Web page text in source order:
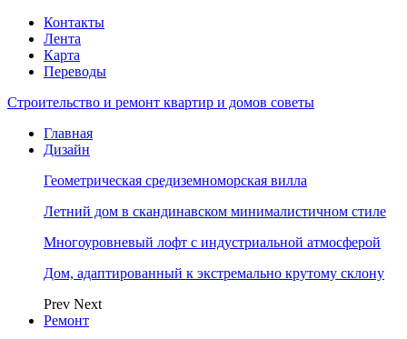
Контакты
Лента
Карта
Переводы
Строительство и ремонт квартир и домов советы
Главная
Дизайн
Геометрическая средиземноморская вилла
Летний дом в скандинавском минималистичном стиле
Многоуровневый лофт с индустриальной атмосферой
Дом, адаптированный к экстремально крутому склону
Prev Next
Ремонт